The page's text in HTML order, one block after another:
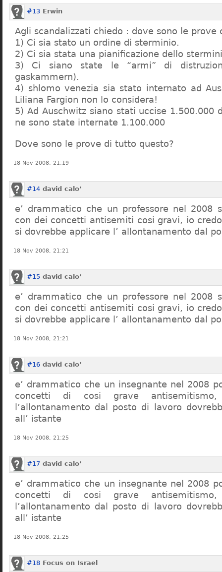
#13 Erwin
Agli scandalizzati chiedo : dove sono le prove
1) Ci sia stato un ordine di sterminio.
2) Ci sia stata una pianificazione dello
3) Ci siano state le “armi” di
gaskammern).
4) shlomo venezia sia stato internato ad
Liliana Fargion non lo considera!
5) Ad Auschwitz siano stati uccise 1.500.000
ne sono state internate 1.100.000
Dove sono le prove di tutto questo?
18 Nov 2008, 21:19
#14 david calo’
e’ drammatico che un professore nel 2008
con dei concetti antisemiti cosi gravi, io
si dovrebbe applicare l’ allontanamento dal
18 Nov 2008, 21:21
#15 david calo’
e’ drammatico che un professore nel 2008
con dei concetti antisemiti cosi gravi, io
si dovrebbe applicare l’ allontanamento dal
18 Nov 2008, 21:21
#16 david calo’
e’ drammatico che un insegnante nel 2008
concetti di cosi grave
l’allontanamento dal posto di lavoro
all’ istante
18 Nov 2008, 21:25
#17 david calo’
e’ drammatico che un insegnante nel 2008
concetti di cosi grave
l’allontanamento dal posto di lavoro
all’ istante
18 Nov 2008, 21:25
#18 Focus on Israel